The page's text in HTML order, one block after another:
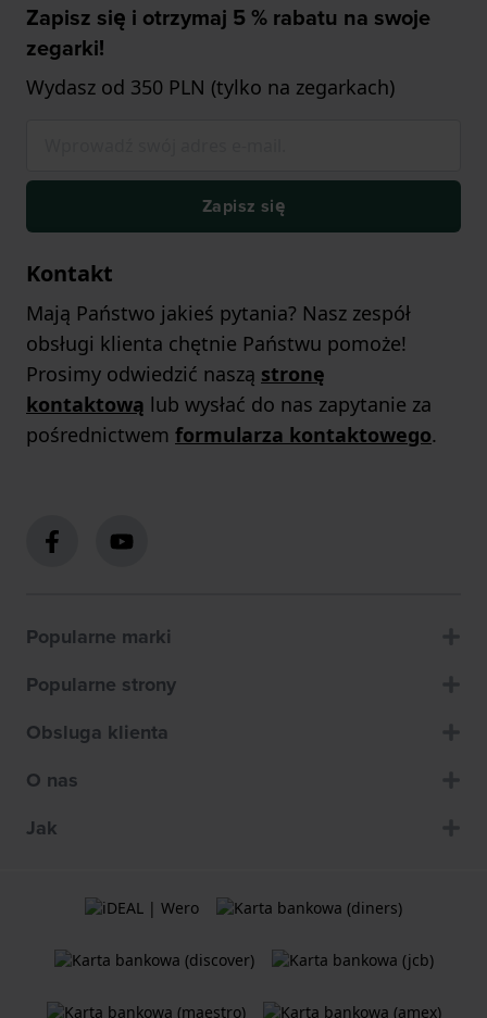
Zapisz się i otrzymaj 5 % rabatu na swoje
zegarki!
Wydasz od 350 PLN (tylko na zegarkach)
Zapisz się
Kontakt
Mają Państwo jakieś pytania? Nasz zespół
obsługi klienta chętnie Państwu pomoże!
Prosimy odwiedzić naszą stronę
kontaktową lub wysłać do nas zapytanie za
pośrednictwem formularza kontaktowego.
Popularne marki
Popularne strony
Obsluga klienta
O nas
Jak